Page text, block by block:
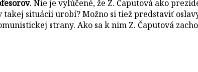
. Nie je vylúčené, že Z. Čaputová ako
situácii urobí? Možno si tiež predstaviť
strany. Ako sa k nim Z. Čaputová